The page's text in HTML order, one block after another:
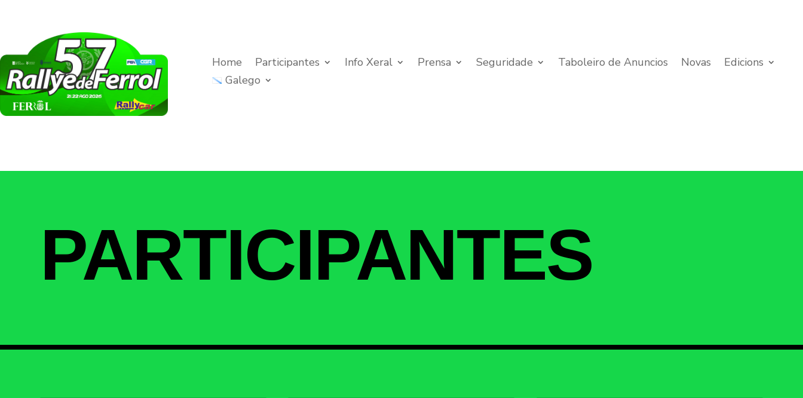
Home Participantes Info Xeral Prensa Seguridade Taboleiro de Anuncios Novas
Edicions
Galego
PARTICIPANTES